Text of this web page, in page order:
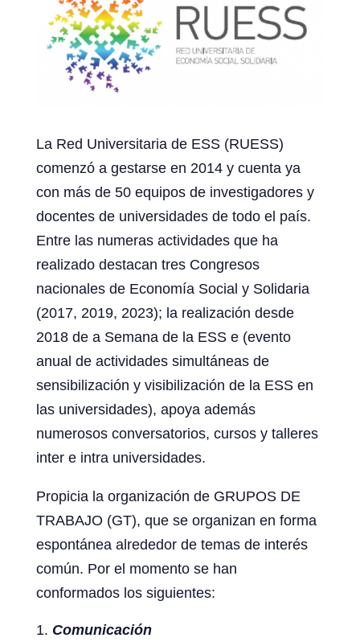
La Red Universitaria de ESS (RUESS)
comenzó a gestarse en 2014 y cuenta ya
con más de 50 equipos de investigadores y
docentes de universidades de todo el país.
Entre las numeras actividades que ha
realizado destacan tres Congresos
nacionales de Economía Social y Solidaria
(2017, 2019, 2023); la realización desde
2018 de a Semana de la ESS e (evento
anual de actividades simultáneas de
sensibilización y visibilización de la ESS en
las universidades), apoya además
numerosos conversatorios, cursos y talleres
inter e intra universidades.
Propicia la organización de GRUPOS DE
TRABAJO (GT), que se organizan en forma
espontánea alrededor de temas de interés
común. Por el momento se han
conformados los siguientes:
Comunicación